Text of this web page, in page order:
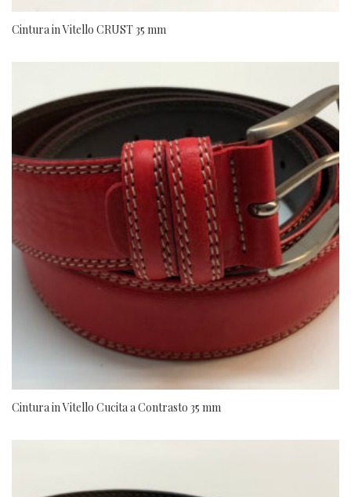
Cintura in Vitello CRUST 35 mm
Cintura in Vitello Cucita a Contrasto 35 mm